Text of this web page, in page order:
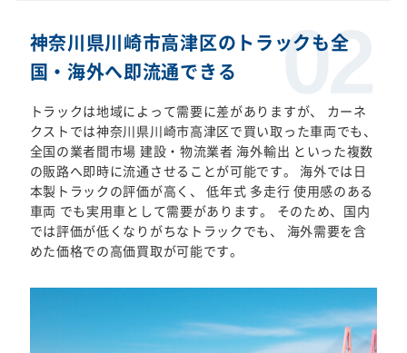
神奈川県川崎市高津区のトラックも全
国・海外へ即流通できる
トラックは地域によって需要に差がありますが、 カーネ
クストでは神奈川県川崎市高津区で買い取った車両でも、
全国の業者間市場 建設・物流業者 海外輸出 といった複数
の販路へ即時に流通させることが可能です。 海外では日
本製トラックの評価が高く、 低年式 多走行 使用感のある
車両 でも実用車として需要があります。 そのため、国内
では評価が低くなりがちなトラックでも、 海外需要を含
めた価格での高価買取が可能です。